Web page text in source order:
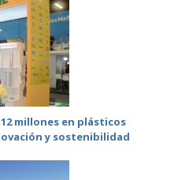
millones en plásticos
y sostenibilidad